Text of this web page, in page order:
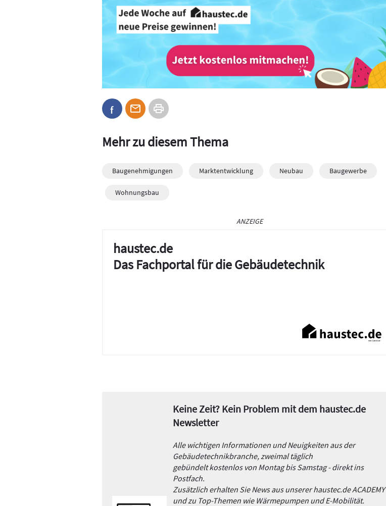
Mehr zu diesem Thema
Baugenehmigungen Marktentwicklung Neubau Baugewerbe
Wohnungsbau
ANZEIGE
haustec.de
Das Fachportal für die Gebäudetechnik
Keine Zeit? Kein Problem mit dem haustec.de
Newsletter
Alle wichtigen Informationen und Neuigkeiten aus der
Gebäudetechnikbranche, zweimal täglich
gebündelt kostenlos von Montag bis Samstag - direkt ins
Postfach.
Zusätzlich erhalten Sie News aus unserer haustec.de ACADEMY
und zu Top-Themen wie Wärmepumpen und E-Mobilität.